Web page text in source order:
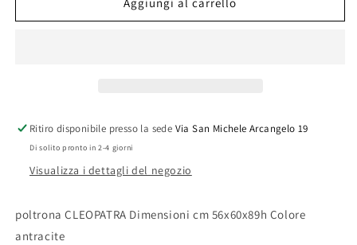
C/BRACCIOLIC/BRACCIOLI
Ritiro disponibile presso la sede Via San Michele Arcangelo 19
Di solito pronto in 2-4 giorni
Visualizza i dettagli del negozio
poltrona CLEOPATRA Dimensioni cm 56x60x89h Colore
antracite